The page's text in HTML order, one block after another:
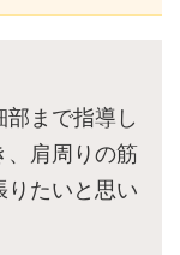
まで指導し
、肩周りの筋
りたいと思い